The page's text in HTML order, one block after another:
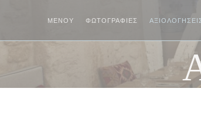
ΜΕΝΟΎ ΦΩΤΟΓΡΑΦΊΕΣ